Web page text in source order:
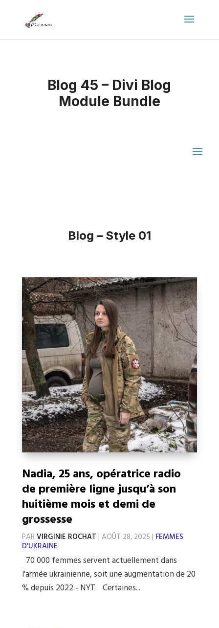
Blog 45 – Divi Blog
Module Bundle
Blog – Style 01
Nadia, 25 ans, opératrice radio
de première ligne jusqu’à son
huitième mois et demi de
grossesse
PARVIRGINIE ROCHAT | AOÛT 28, 2025 | FEMMES
D'UKRAINE
70 000 femmes servent actuellement dans
l'armée ukrainienne, soit une augmentation de 20
% depuis 2022 - NYT. Certaines...